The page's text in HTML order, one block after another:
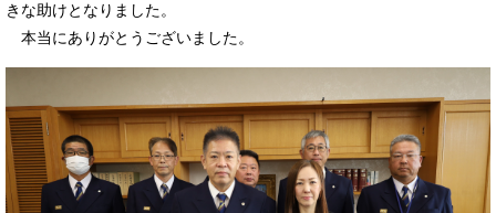
きな助けとなりました。
本当にありがとうございました。